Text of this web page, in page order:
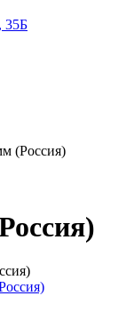
35Б
(Россия)